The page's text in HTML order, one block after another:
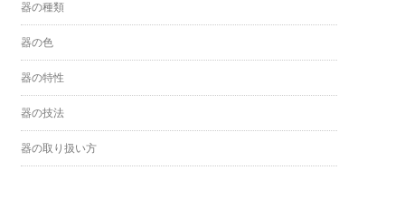
器の種類
器の色
器の特性
器の技法
器の取り扱い方